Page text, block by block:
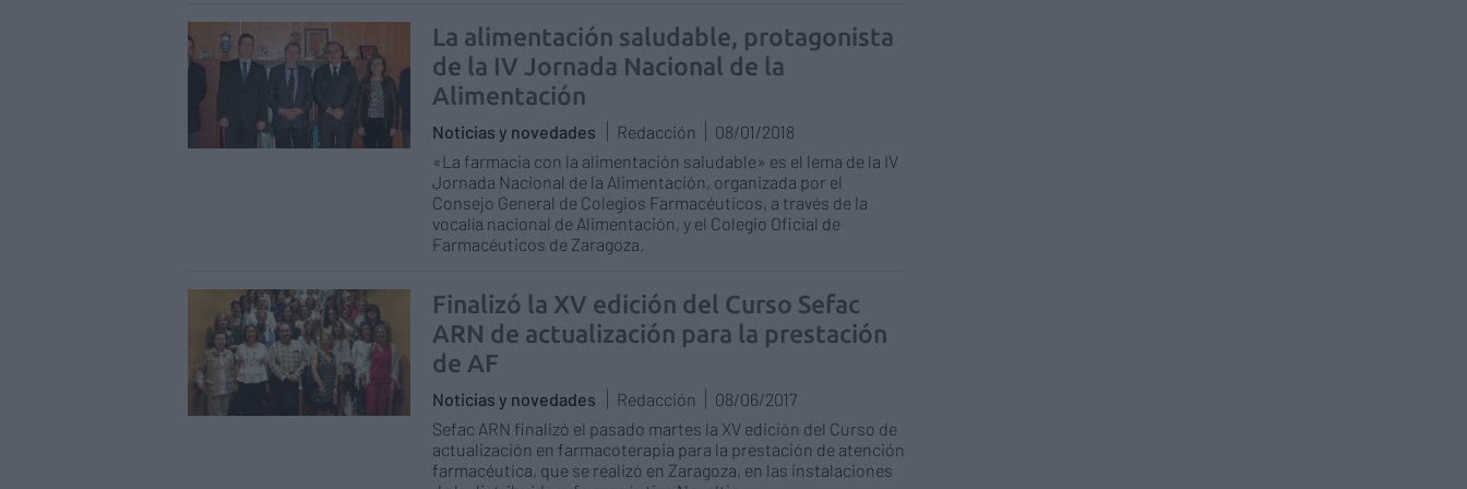
La alimentación saludable, protagonista
de la IV Jornada Nacional de la
Alimentación
Noticias y novedades Redacción
08/01/2018
«La farmacia con la alimentación saludable» es el lema de la IV
Jornada Nacional de la Alimentación, organizada por el
Consejo General de Colegios Farmacéuticos, a través de la
vocalía nacional de Alimentación, y el Colegio Oficial de
Farmacéuticos de Zaragoza.
Finalizó la XV edición del Curso Sefac
ARN de actualización para la prestación
de AF
Noticias y novedades Redacción
08/06/2017
Sefac ARN finalizó el pasado martes la XV edición del Curso de
actualización en farmacoterapia para la prestación de atención
farmacéutica, que se realizó en Zaragoza, en las instalaciones